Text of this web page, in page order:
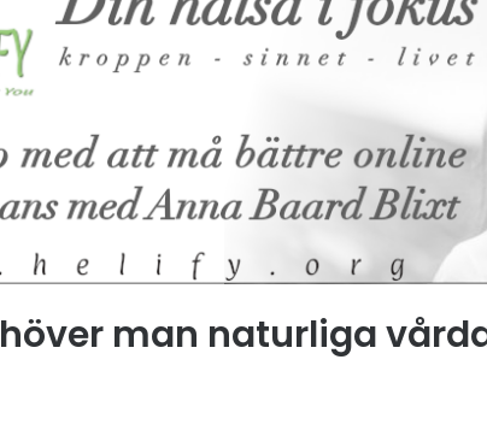
man naturliga